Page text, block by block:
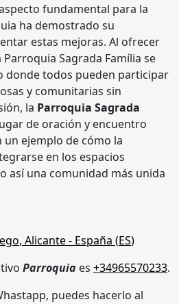
fundamental para la
ha demostrado su
estas mejoras. Al ofrecer
Sagrada Família se
donde todos pueden participar
y comunitarias sin
la Parroquia Sagrada
de oración y encuentro
ejemplo de cómo la
en los espacios
así una comunidad más unida
, Alicante- España (ES)
Parroquia es +34965570233.
puedes hacerlo al